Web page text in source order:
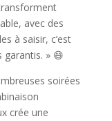
avec des
à saisir, c’est
» 😄
soirées
crée une